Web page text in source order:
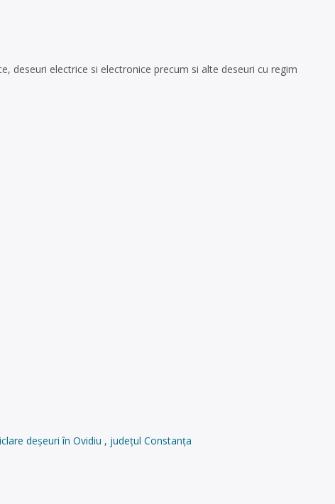
deseuri electrice si electronice precum si alte deseuri cu regim
deșeuri în Ovidiu , județul Constanța